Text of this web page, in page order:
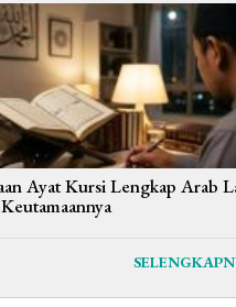
Ayat Kursi Lengkap Arab